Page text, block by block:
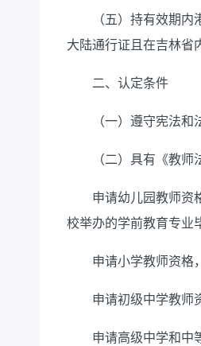
（五）持有效期内港
大陆通行证且在吉林省
二、认定条件
（一）遵守宪法和法
（二）具有《教师
申请幼儿园教师资格
校举办的学前教育专业
申请小学教师资格，
申请初级中学教师资
申请高级中学和中等